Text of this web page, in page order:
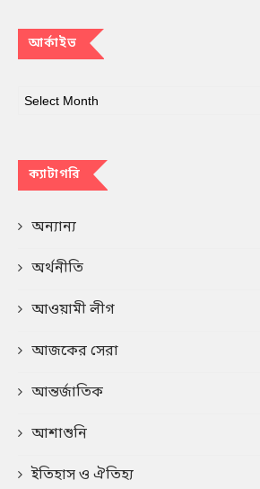
আর্কাইভ
ক্যাটাগরি
অন্যান্য
অর্থনীতি
আওয়ামী লীগ
আজকের সেরা
আন্তর্জাতিক
আশাশুনি
ইতিহাস ও ঐতিহ্য